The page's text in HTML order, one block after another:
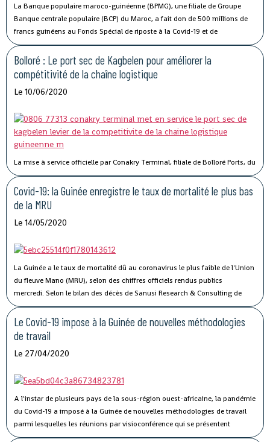
La Banque populaire maroco-guinéenne (BPMG), une filiale de Groupe
Banque centrale populaire (BCP) du Maroc, a fait don de 500 millions de
francs guinéens au Fonds Spécial de riposte à la Covid-19 et de
stabilisation économique de la Guinée.
Bolloré : Le port sec de Kagbelen pour améliorer la
compétitivité de la chaîne logistique
Le 10/06/2020
La mise à service officielle par Conakry Terminal, filiale de Bolloré Ports, du
port sec de Kagbelen, permettra « l’amélioration des performances et la
compétitivité du Port Autonome de Conakry ».« Le développement du port
sec de Kagbelen répond au double défi de la gestion optimale des espaces
de stockage du terminal à conteneurs et de la célérité des services de
livraison des véhicules. En complément des nouveaux portiques de parc
permettra l’amélioration des performances et la compétitivité du Port
Autonome de Conakry, », a déclaré Madame Traoré Tahirou Barry,
Directrice générale de Conakry Terminal.
Covid-19: la Guinée enregistre le taux de mortalité le plus bas
de la MRU
Le 14/05/2020
La Guinée a le taux de mortalité dû au coronavirus le plus faible de l'Union
du fleuve Mano (MRU), selon des chiffres officiels rendus publics
mercredi. Selon le bilan des décès de Sanusi Research & Consulting de
l’Union, qui regroupe la Côte d’Ivoire, la Guinée, le Libéria et la Sierra Leone,
73 personnes ont succombé au Covid-19.
Le Covid-19 impose à la Guinée de nouvelles méthodologies
de travail
Le 27/04/2020
A l'instar de plusieurs pays de la sous-région ouest-africaine, la pandémie
du Covid-19 a imposé à la Guinée de nouvelles méthodologies de travail
parmi lesquelles les réunions par visioconférence qui se présentent
comme un véritable défi technologique pour les autorités guinéennes.